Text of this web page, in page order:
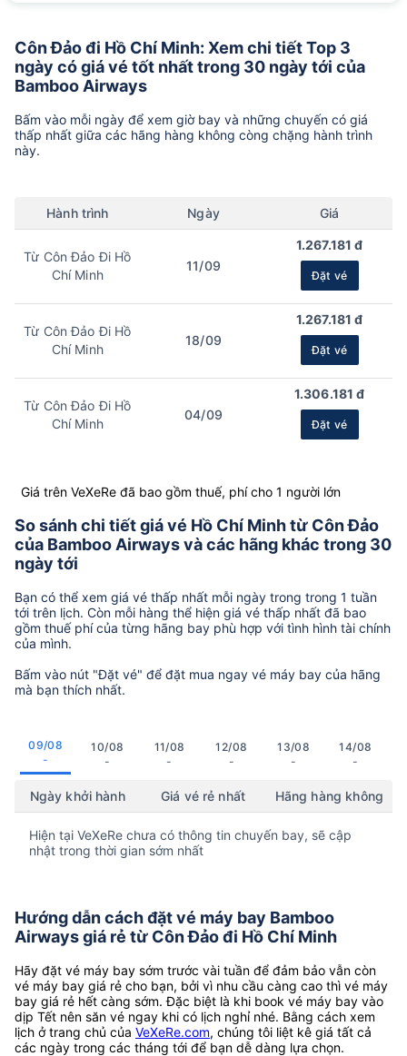
Côn Đảo đi Hồ Chí Minh: Xem chi tiết Top 3
ngày có giá vé tốt nhất trong 30 ngày tới của
Bamboo Airways
Bấm vào mỗi ngày để xem giờ bay và những chuyến có giá
thấp nhất giữa các hãng hàng không còng chặng hành trình
này.
Hành trình Ngày Giá
Từ Côn Đảo Đi Hồ
Chí Minh
11/09
1.267.181 đ
Đặt vé
Từ Côn Đảo Đi Hồ
Chí Minh
18/09
1.267.181 đ
Đặt vé
Từ Côn Đảo Đi Hồ
Chí Minh
04/09
1.306.181 đ
Đặt vé
Giá trên VeXeRe đã bao gồm thuế, phí cho 1 người lớn
So sánh chi tiết giá vé Hồ Chí Minh từ Côn Đảo
của Bamboo Airways và các hãng khác trong 30
ngày tới
Bạn có thể xem giá vé thấp nhất mỗi ngày trong trong 1 tuần
tới trên lịch. Còn mỗi hàng thể hiện giá vé thấp nhất đã bao
gồm thuế phí của từng hãng bay phù hợp với tình hình tài chính
của mình.
Bấm vào nút "Đặt vé" để đặt mua ngay vé máy bay của hãng
mà bạn thích nhất.
09/08
-
10/08
-
11/08
-
12/08
-
13/08
-
14/08
-
Ngày khởi hành Giá vé rẻ nhất Hãng hàng không
Hiện tại VeXeRe chưa có thông tin chuyến bay, sẽ cập
nhật trong thời gian sớm nhất
Hướng dẫn cách đặt vé máy bay Bamboo
Airways giá rẻ từ Côn Đảo đi Hồ Chí Minh
Hãy đặt vé máy bay sớm trước vài tuần để đảm bảo vẫn còn
vé máy bay giá rẻ cho bạn, bởi vì nhu cầu càng cao thì vé máy
bay giá rẻ hết càng sớm. Đặc biệt là khi book vé máy bay vào
dịp Tết nên săn vé ngay khi có lịch nghỉ nhé. Bằng cách xem
lịch ở trang chủ của VeXeRe.com, chúng tôi liệt kê giá tất cả
các ngày trong các tháng tới để bạn dễ dàng lựa chọn.